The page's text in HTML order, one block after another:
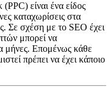
είναι ένα είδος
καταχωρίσεις στα
Σε σχέση με το SEO έχει
μπορεί να
μήνες. Επομένως κάθε
πρέπει να έχει κάποιο